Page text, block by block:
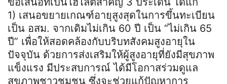
1) เสนอขยายเกณฑ์อายุสูงสุดในการขึ้นทะเบียน
เป็น อสม. จากเดิมไม่เกิน 60 ปี เป็น “ไม่เกิน 65
ปี” เพื่อให้สอดคล้องกับบริบทสังคมสูงอายุใน
ปัจจุบัน ด้วยการส่งเสริมให้ผู้สูงอายุที่ยังมีสุขภาพ
แข็งแรง มีประสบการณ์ ได้มีโอกาสร่วมดูแล
สุขภาพชาวชุมชน ซึ่งจะช่วยแก้ปัญหาการ